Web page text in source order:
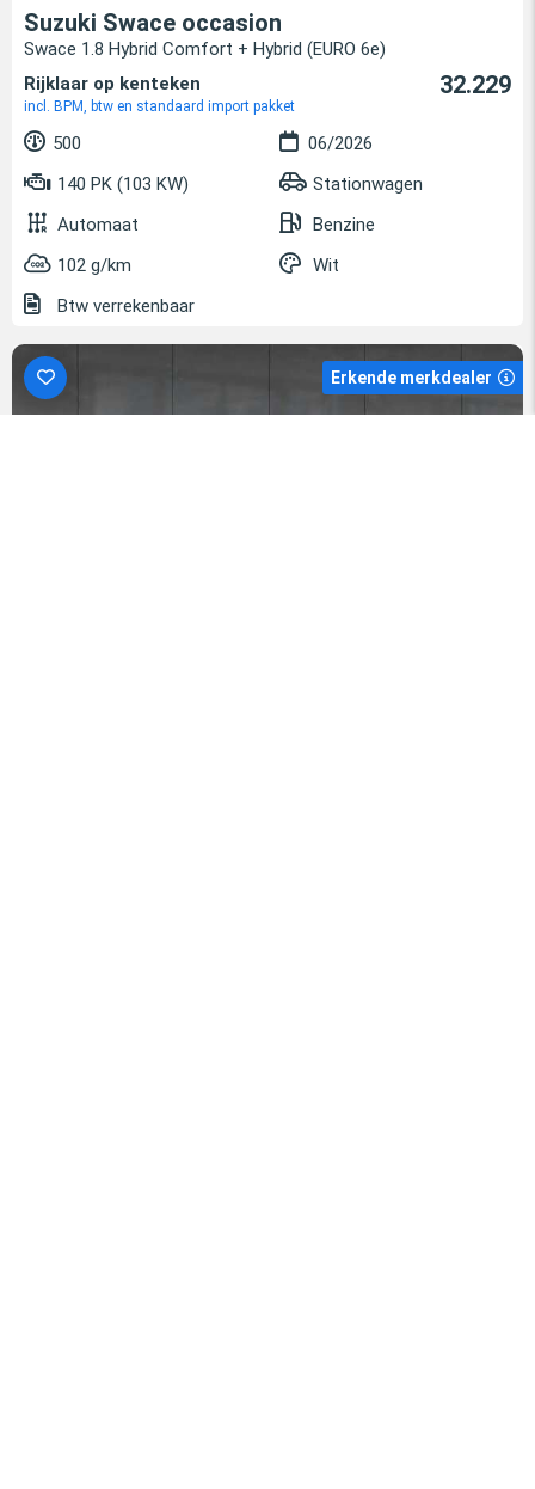
Suzuki Swace occasion
Swace 1.8 Hybrid Comfort + Hybrid (EURO 6e)
Rijklaar op kenteken
incl. BPM, btw en standaard import pakket
32.229
500
06/2026
140 PK (103 KW)
Stationwagen
Automaat
Benzine
102 g/km
Wit
Btw verrekenbaar
Erkende merkdealer